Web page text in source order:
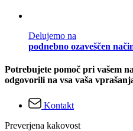
Delujemo na
podnebno ozaveščen
Potrebujete pomoč pri vašem
odgovorili na vsa vaša
Kontakt
Preverjena kakovost